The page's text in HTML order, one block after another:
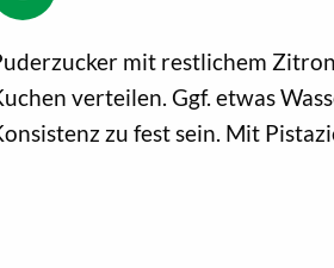
mit restlichem
verteilen. Ggf. etwas
zu fest sein. Mit